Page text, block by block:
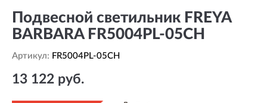
Подвесной светильник FREYA
BARBARA FR5004PL-05CH
Артикул: FR5004PL-05CH
13 122 руб.